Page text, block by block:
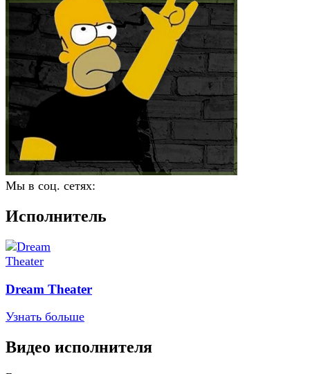
Мы в соц. сетях:
Исполнитель
Dream Theater
Узнать больше
Видео исполнителя